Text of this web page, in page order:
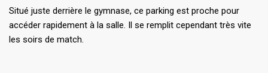
Situé juste derrière le gymnase, ce parking est proche pour
accéder rapidement à la salle. Il se remplit cependant très vite
les soirs de match.